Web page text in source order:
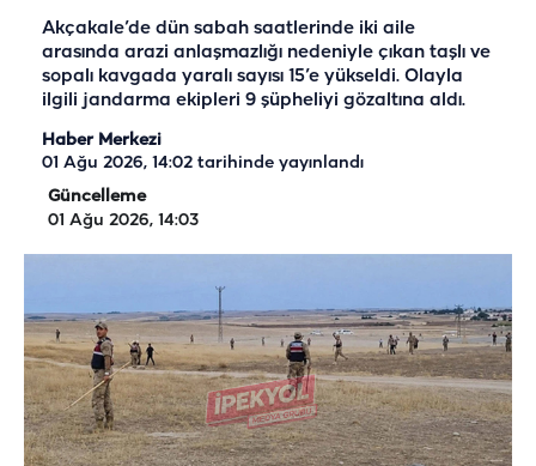
Akçakale’de dün sabah saatlerinde iki aile
arasında arazi anlaşmazlığı nedeniyle çıkan taşlı ve
sopalı kavgada yaralı sayısı 15’e yükseldi. Olayla
ilgili jandarma ekipleri 9 şüpheliyi gözaltına aldı.
Haber Merkezi
01 Ağu 2026, 14:02 tarihinde yayınlandı
Güncelleme
01 Ağu 2026, 14:03